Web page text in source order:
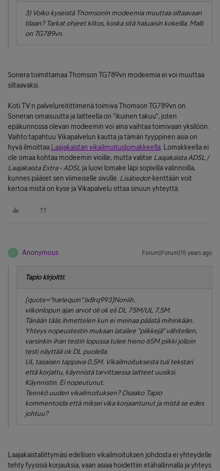
3) Voiko kyseistä Thomsonin modeemia muuttaa siltaavaan
tilaan? Tarkat ohjeet kiitos, koska sitä haluaisin kokeilla. Malli
on TG789vn.
Sonera toimittamaa Thomson TG789vn modeemia ei voi muuttaa
siltaavaksi.
Koti TV:n palvelureitittimenä toimiva Thomson TG789vn on
Soneran omaisuutta ja laitteella on "ikuinen takuu", joten
epäkunnossa olevan modeemin voi aina vaihtaa toimivaan yksilöön.
Vaihto tapahtuu Vikapalvelun kautta ja tämän tyyppinen asia on
hyvä ilmoittaa
Laajakaistan vikailmoituslomakkeella . Lomakkeella ei
ole omaa kohtaa modeemin vioille, mutta valitse Laajakaista ADSL /
Laajakaista Extra - ADSL ja luovi lomake läpi sopivilla valinnoilla,
kunnes pääset sen viimeiselle sivulle. Lisätiedot-kenttään voit
kertoa mistä on kyse ja Vikapalvelu ottaa sinuun yhteyttä.
A Anonymous Forum|Forum|15 years ago
Tapio kirjoitti:
[quote="harlequin":lx8rq993]Noniih..
viikonlopun ajan arvot oli ok eli DL 75M/UL 7,5M.
Tänään tääs ihmettelen kun ei meinaa päästä mihinkään.
Yhteys nopeustestin mukaan latailee "piikkejä" vähitellen,
varsinkin ihan testin lopussa tulee hieno 65M piikki jolloin
testi näyttää ok DL puolella.
UL tasaisen tappava 0,5M. Vikailmoituksesta tuli tekstari
että korjattu, käynnistä tarvittaessa laitteet uusiksi.
Käynnistin. Ei nopeutunut.
Teenkö uuden vikailmoituksen? Osaako Tapio
kommentoida että miksei vika korjaantunut ja mistä se edes
johtuu?
Laajakaistaliittymäsi edellisen vikailmoituksen johdosta ei yhteydelle
tehty fyysisiä korjauksia, vaan asiaa hoidettiin etähallinnalla ja yhteys